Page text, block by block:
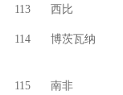
113
西比
114 博茨瓦纳
115 南非